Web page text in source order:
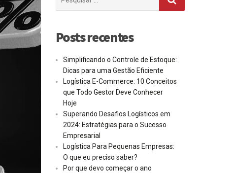
por:
Posts recentes
Simplificando o Controle de Estoque:
Dicas para uma Gestão Eficiente
Logística E-Commerce: 10 Conceitos
que Todo Gestor Deve Conhecer
Hoje
Superando Desafios Logísticos em
2024: Estratégias para o Sucesso
Empresarial
Logística Para Pequenas Empresas:
O que eu preciso saber?
Por que devo começar o ano